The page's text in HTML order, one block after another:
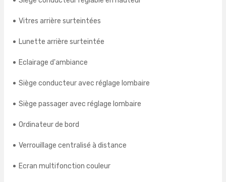
Vitres arrière surteintées
Lunette arrière surteintée
Eclairage d'ambiance
Siège conducteur avec réglage lombaire
Siège passager avec réglage lombaire
Ordinateur de bord
Verrouillage centralisé à distance
Ecran multifonction couleur